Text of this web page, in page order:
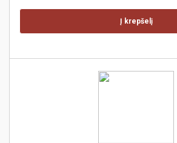
Į krepšelį